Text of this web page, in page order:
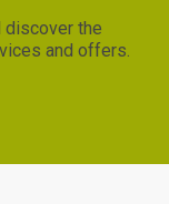
discover the
and offers.